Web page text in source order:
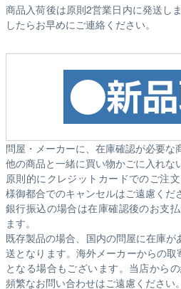
商品入荷後は原則2営業日内に発送し
したらお早めにご連絡ください。
問屋・メーカーに、在庫確認が必要な
他の商品と一緒に買い物かごに入れな
原則的にクレジットカードでのご注
様御都合でのキャンセルはご遠慮くだ
銀行振込の場合は在庫確認後のお支
ます。
既存製品の場合、国内の問屋に在庫
送となります。海外メーカーからの
となる場合もございます。 当店から
頻繁なお問い合わせはご遠慮ください。